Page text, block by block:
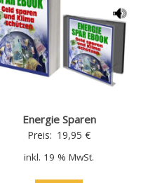
Energie Sparen
Preis: 19,95€
inkl. 19 % MwSt.